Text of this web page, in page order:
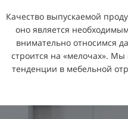
Качество выпускаемой
оно является
внимательно относимся
строится на «мелочах».
тенденции в мебельной